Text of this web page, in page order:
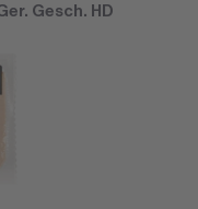
Gesch. HD